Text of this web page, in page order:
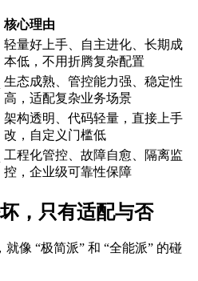
核心理由
轻量好上手、自主进化、长期成
本低，不用折腾复杂配置
生态成熟、管控能力强、稳定性
高，适配复杂业务场景
架构透明、代码轻量，直接上手
改，自定义门槛低
工程化管控、故障自愈、隔离监
控，企业级可靠性保障
，只有适配与否
就像 “极简派” 和 “全能派” 的碰